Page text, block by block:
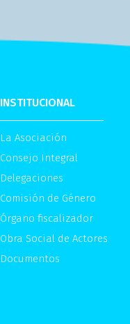
INSTITUCIONAL
La Asociación
Consejo Integral
Delegaciones
Comisión de Género
Órgano fiscalizador
Obra Social de Actores
Documentos